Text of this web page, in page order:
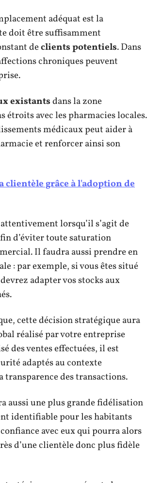
adéquat est la
doit être suffisamment
declients potentiels. Dans
chroniques peuvent
existantsdans la zone
étroits avec les pharmacies locales.
médicaux peut aider à
et renforcer ainsi son
clientèle grâce à l'adoption de
lorsqu’il s’agit de
d’éviter toute saturation
Il faudra aussi prendre en
: par exemple, si vous êtes situé
adapter vos stocks aux
cette décision stratégique aura
réalisé par votre entreprise
des ventes effectuées, il est
adaptés au contexte
des transactions.
aussi une plus grande fidélisation
identifiable pour les habitants
avec eux qui pourra alors
d’une clientèle donc plus fidèle